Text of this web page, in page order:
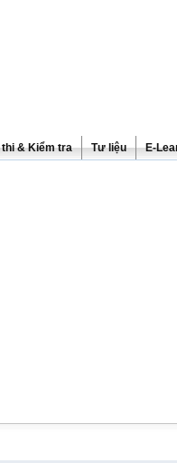
& Kiểm tra Tư liệu E-